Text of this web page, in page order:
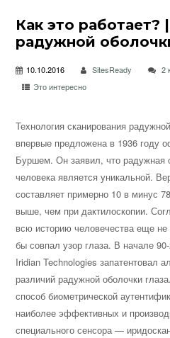
Как это работает?
радужной
10.10.2016 SitesReady
2
Это интересно
Технология сканирования
впервые предложена в 1936 году
Буршем. Он заявил, что радужная
человека является уникальной.
составляет примерно 10 в минус
выше, чем при дактилоскопии.
всю историю человечества еще
бы совпал узор глаза. В начале
Iridian Technologies запатентовал
различий радужной оболочки
способ биометрической
наиболее эффективных и
специального сенсора —